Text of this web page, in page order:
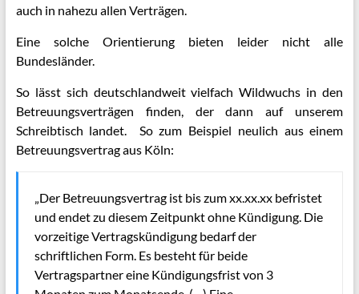
auch in nahezu allen Verträgen.
Eine solche Orientierung bieten leider nicht alle
Bundesländer.
So lässt sich deutschlandweit vielfach Wildwuchs in den
Betreuungsverträgen finden, der dann auf unserem
Schreibtisch landet. So zum Beispiel neulich aus einem
Betreuungsvertrag aus Köln:
„Der Betreuungsvertrag ist bis zum xx.xx.xx befristet
und endet zu diesem Zeitpunkt ohne Kündigung. Die
vorzeitige Vertragskündigung bedarf der
schriftlichen Form. Es besteht für beide
Vertragspartner eine Kündigungsfrist von 3